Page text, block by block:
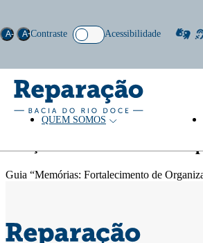
QUEM SOMOS
Acessibilidade
A- A+Contraste
Guia “Memórias: Fortalecimento de